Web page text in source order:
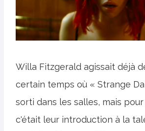
Willa Fitzgerald agissait déjà
certain temps où « Strange
sorti dans les salles, mais
c'était leur introduction à la